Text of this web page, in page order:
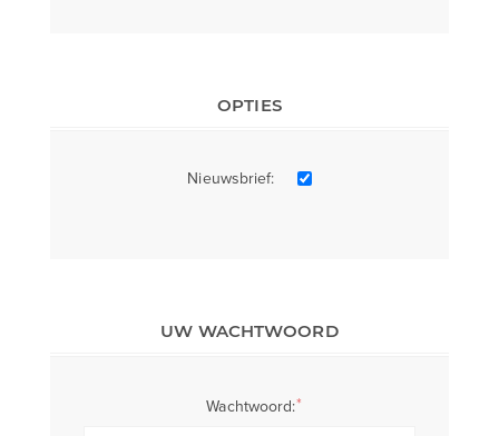
OPTIES
Nieuwsbrief:
UW WACHTWOORD
Wachtwoord:*